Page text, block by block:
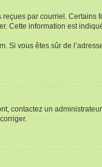
par courriel. Certains
Cette information est
Si vous êtes sûr de
contactez un